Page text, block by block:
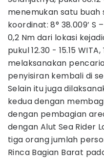
menemukan satu
koordinat: 8° 38.009’ S
0,2 Nm dari lokasi
pukul 12.30 - 15.15
melaksanakan
penyisiran kembali di
Selain itu juga
kedua dengan
dengan pembagian
dengan Alut Sea Rider
tiga orang jumlah
Rinca Bagian Barat